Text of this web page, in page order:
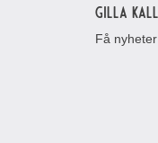
Gilla
Få